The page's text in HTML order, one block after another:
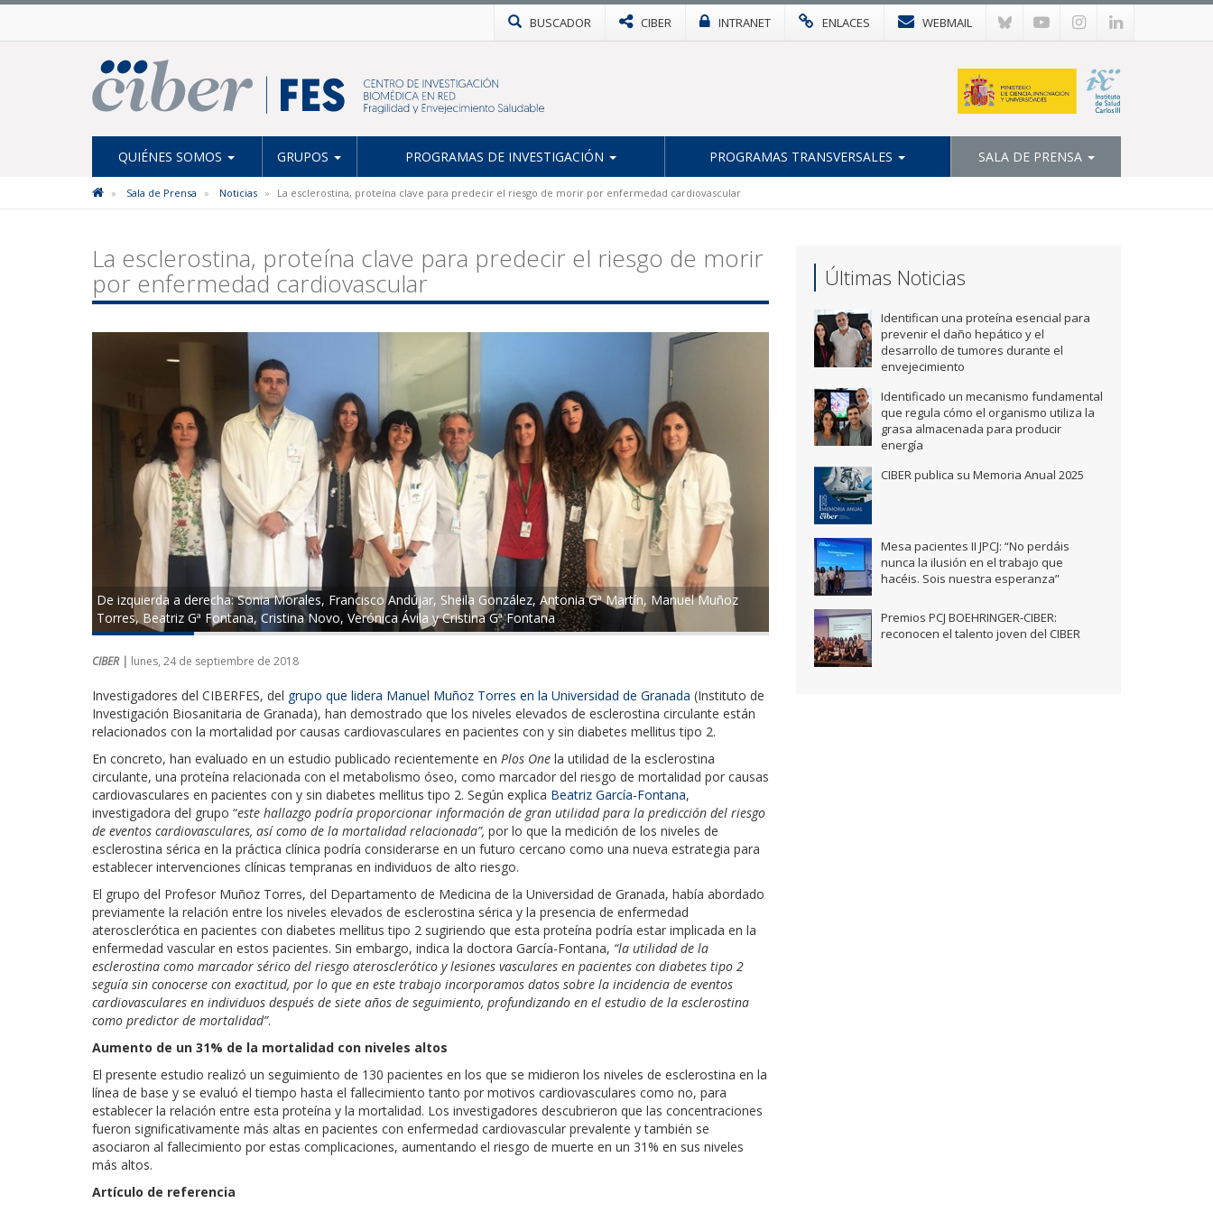
BUSCADOR CIBER INTRANET ENLACES WEBMAIL
QUIÉNES SOMOS GRUPOS PROGRAMAS DE INVESTIGACIÓN PROGRAMAS TRANSVERSALES SALA DE PRENSA
Sala de Prensa Noticias La esclerostina, proteína clave para predecir el riesgo de morir por enfermedad cardiovascular
La esclerostina, proteína clave para predecir el riesgo de morir
por enfermedad cardiovascular
De izquierda a derecha: Sonia Morales, Francisco Andújar, Sheila González, Antonia Gª Martín, Manuel Muñoz
Torres, Beatriz Gª Fontana, Cristina Novo, Verónica Ávila y Cristina Gª Fontana
CIBER | lunes, 24 de septiembre de 2018
Investigadores del CIBERFES, del grupo que lidera Manuel Muñoz Torres en la Universidad de Granada (Instituto de
Investigación Biosanitaria de Granada), han demostrado que los niveles elevados de esclerostina circulante están
relacionados con la mortalidad por causas cardiovasculares en pacientes con y sin diabetes mellitus tipo 2.
En concreto, han evaluado en un estudio publicado recientemente en Plos One la utilidad de la esclerostina
circulante, una proteína relacionada con el metabolismo óseo, como marcador del riesgo de mortalidad por causas
cardiovasculares en pacientes con y sin diabetes mellitus tipo 2. Según explica Beatriz García-Fontana,
investigadora del grupo “este hallazgo podría proporcionar información de gran utilidad para la predicción del riesgo
de eventos cardiovasculares, así como de la mortalidad relacionada”, por lo que la medición de los niveles de
esclerostina sérica en la práctica clínica podría considerarse en un futuro cercano como una nueva estrategia para
establecer intervenciones clínicas tempranas en individuos de alto riesgo.
El grupo del Profesor Muñoz Torres, del Departamento de Medicina de la Universidad de Granada, había abordado
previamente la relación entre los niveles elevados de esclerostina sérica y la presencia de enfermedad
aterosclerótica en pacientes con diabetes mellitus tipo 2 sugiriendo que esta proteína podría estar implicada en la
enfermedad vascular en estos pacientes. Sin embargo, indica la doctora García-Fontana, “la utilidad de la
esclerostina como marcador sérico del riesgo aterosclerótico y lesiones vasculares en pacientes con diabetes tipo 2
seguía sin conocerse con exactitud, por lo que en este trabajo incorporamos datos sobre la incidencia de eventos
cardiovasculares en individuos después de siete años de seguimiento, profundizando en el estudio de la esclerostina
como predictor de mortalidad”.
Aumento de un 31% de la mortalidad con niveles altos
El presente estudio realizó un seguimiento de 130 pacientes en los que se midieron los niveles de esclerostina en la
línea de base y se evaluó el tiempo hasta el fallecimiento tanto por motivos cardiovasculares como no, para
establecer la relación entre esta proteína y la mortalidad. Los investigadores descubrieron que las concentraciones
fueron significativamente más altas en pacientes con enfermedad cardiovascular prevalente y también se
asociaron al fallecimiento por estas complicaciones, aumentando el riesgo de muerte en un 31% en sus niveles
más altos.
Artículo de referencia
Últimas Noticias
Identifican una proteína esencial para
prevenir el daño hepático y el
desarrollo de tumores durante el
envejecimiento
Identificado un mecanismo fundamental
que regula cómo el organismo utiliza la
grasa almacenada para producir
energía
CIBER publica su Memoria Anual 2025
Mesa pacientes II JPCJ: “No perdáis
nunca la ilusión en el trabajo que
hacéis. Sois nuestra esperanza”
Premios PCJ BOEHRINGER-CIBER:
reconocen el talento joven del CIBER